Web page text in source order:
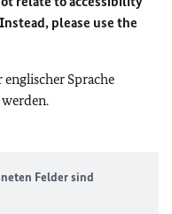
please use the
Sprache
Felder sind